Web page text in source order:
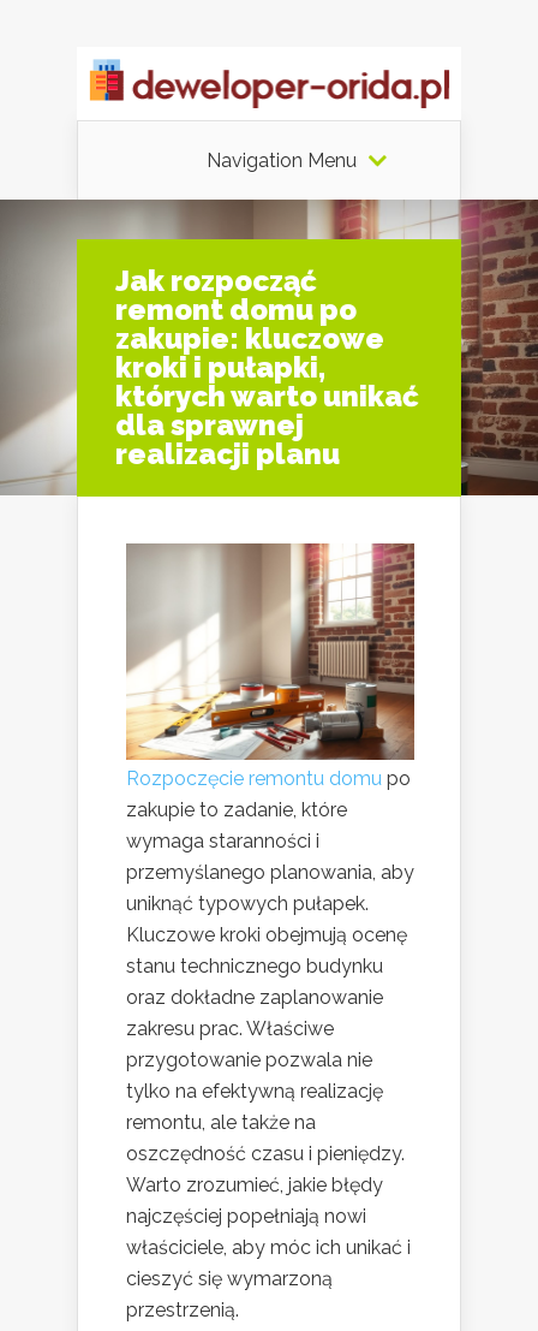
Navigation Menu
Jak rozpocząć
remont domu po
zakupie: kluczowe
kroki i pułapki,
których warto unikać
dla sprawnej
realizacji planu
Rozpoczęcie remontu domu po
zakupie to zadanie, które
wymaga staranności i
przemyślanego planowania, aby
uniknąć typowych pułapek.
Kluczowe kroki obejmują ocenę
stanu technicznego budynku
oraz dokładne zaplanowanie
zakresu prac. Właściwe
przygotowanie pozwala nie
tylko na efektywną realizację
remontu, ale także na
oszczędność czasu i pieniędzy.
Warto zrozumieć, jakie błędy
najczęściej popełniają nowi
właściciele, aby móc ich unikać i
cieszyć się wymarzoną
przestrzenią.